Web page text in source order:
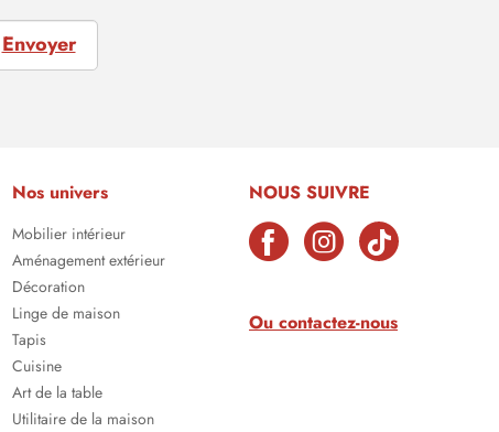
Envoyer
Nos univers
Mobilier intérieur
Aménagement extérieur
Décoration
Linge de maison
Tapis
Cuisine
Art de la table
Utilitaire de la maison
NOUS SUIVRE
Ou contactez-nous